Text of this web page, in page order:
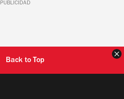
PUBLICIDAD
Back to Top